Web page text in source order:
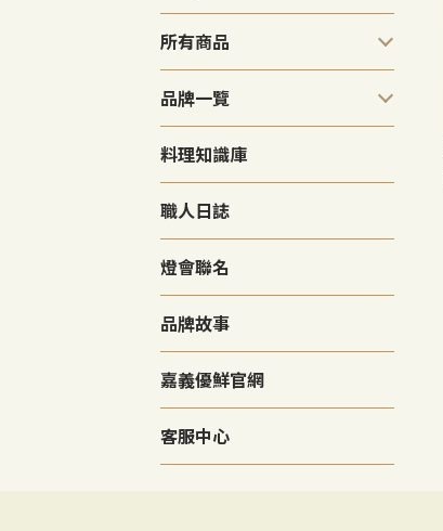
所有商品
品牌一覽
料理知識庫
職人日誌
燈會聯名
品牌故事
嘉義優鮮官網
客服中心